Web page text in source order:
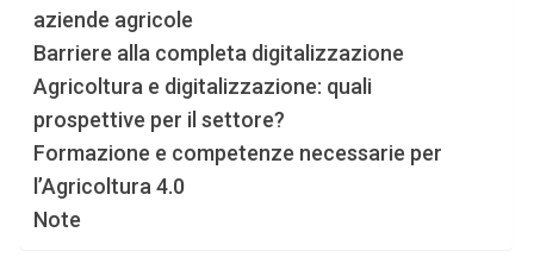
aziende agricole
Barriere alla completa digitalizzazione
Agricoltura e digitalizzazione: quali
prospettive per il settore?
Formazione e competenze necessarie per
l’Agricoltura 4.0
Note